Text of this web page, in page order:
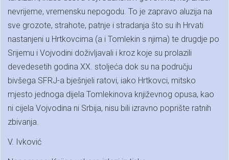
nevrijeme, vremensku nepogodu. To je zapravo aluzija na
sve grozote, strahote, patnje i stradanja što su ih Hrvati
nastanjeni u Hrtkovcima (a i Tomlekin s njima) te drugdje po
Srijemu i Vojvodini doživljavali i kroz koje su prolazili
devedesetih godina XX. stoljeća dok su na području
bivšega SFRJ-a bješnjeli ratovi, iako Hrtkovci, mitsko
mjesto jednoga dijela Tomlekinova književnog opusa, kao
ni cijela Vojvodina ni Srbija, nisu bili izravno poprište ratnih
zbivanja.
V. Ivković